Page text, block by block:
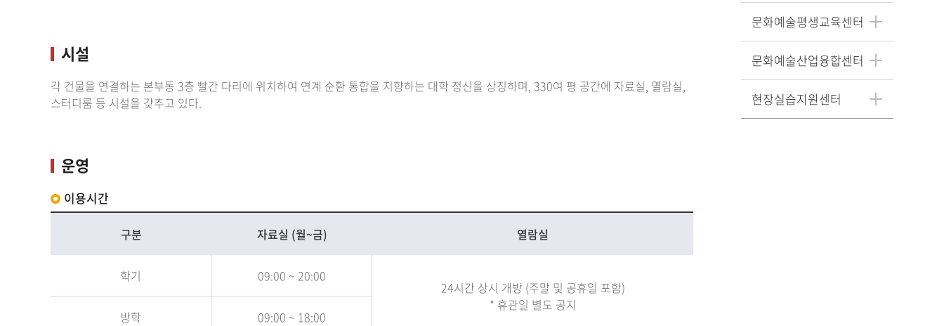
문화예술평생교육센터
문화예술산업융합센터
현장실습지원센터
시설
각 건물을 연결하는 본부동 3층 빨간 다리에 위치하여 연계 순환 통합을 지향하는 대학 정신을 상징하며, 330여 평 공간에 자료실, 열람실,
스터디룸 등 시설을 갖추고 있다.
운영
이용시간
구분 자료실 (월~금) 열람실
학기 09:00 ~ 20:00
24시간 상시 개방 (주말 및 공휴일 포함)
* 휴관일 별도 공지
방학 09:00 ~ 18:00